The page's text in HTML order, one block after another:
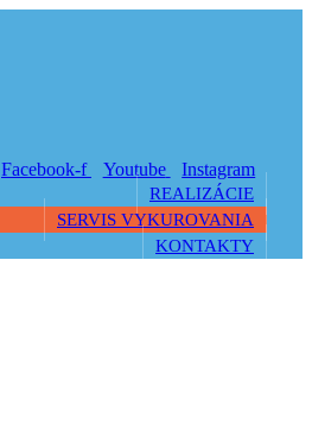
Facebook-f Youtube Instagram
REALIZÁCIE
SERVIS VYKUROVANIA
KONTAKTY